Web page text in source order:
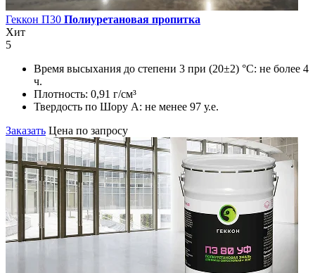
Геккон П30 Полиуретановая пропитка
Хит
5
Время высыхания до степени 3 при (20±2) °С: не более 4
ч.
Плотность: 0,91 г/см³
Твердость по Шору А: не менее 97 у.е.
Заказать Цена по запросу